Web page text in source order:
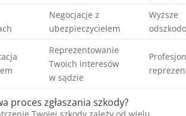
Negocjacje z
ubezpieczycielem
Wyższe
Reprezentowanie
Twoich interesów
w sądzie
proces zgłaszania szkody?